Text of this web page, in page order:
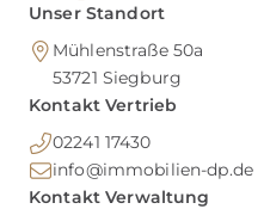
Unser Standort
Mühlenstraße 50a
53721 Siegburg
Kontakt Vertrieb
02241 17430
info@immobilien-dp.de
Kontakt Verwaltung